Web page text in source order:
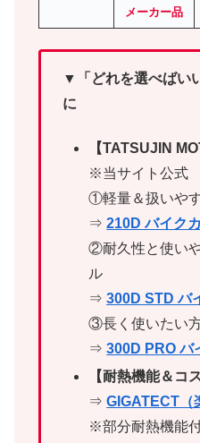
メーカー品
▼「どれを選べばい
に
【TATSUJIN
※当サイト公式
①軽量＆扱いや
⇒210D バイク
②耐久性と使い
ル
⇒300D STD バ
③長く使いたい
⇒300D PRO バ
【耐熱機能＆コ
⇒GIGATECT（
※部分耐熱機能